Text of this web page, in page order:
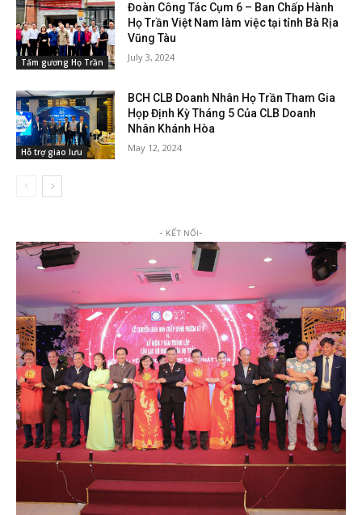
Tấm gương Họ Trần
Đoàn Công Tác Cụm 6 – Ban Chấp Hành
Họ Trần Việt Nam làm việc tại tỉnh Bà Rịa
Vũng Tàu
July 3, 2024
Hỗ trợ giao lưu
BCH CLB Doanh Nhân Họ Trần Tham Gia
Họp Định Kỳ Tháng 5 Của CLB Doanh
Nhân Khánh Hòa
May 12, 2024
- KẾT NỐI-